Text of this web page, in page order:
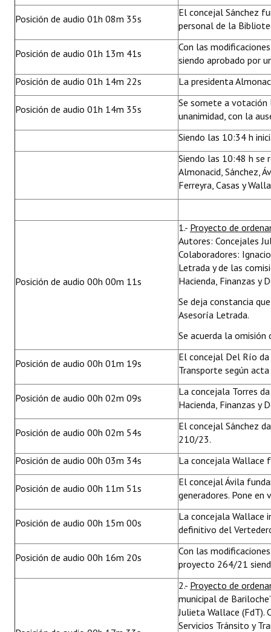
Posición de audio 01h 08m 35s
El concejal Sánchez
personal de la
Posición de audio 01h 13m 41s
Con las
siendo aprobado por
Posición de audio 01h 14m 22s
La presidenta
Posición de audio 01h 14m 35s
Se somete a votación
unanimidad, con la
Siendo las 10:34 h
Siendo las 10:48 h se
Almonacid, Sánchez,
Ferreyra, Casas y
Posición de audio 00h 00m 11s
1.- Proyecto de
Autores: Concejales
Colaboradores:
Letrada y de las
Hacienda, Finanzas y
Se deja constancia
Asesoría Letrada.
Se acuerda la omisión
Posición de audio 00h 01m 19s
El concejal Del Río
Transporte según
Posición de audio 00h 02m 09s
La concejala Torres
Hacienda, Finanzas y
Posición de audio 00h 02m 54s
El concejal Sánchez
210/23.
Posición de audio 00h 03m 34s
La concejala Wallace
Posición de audio 00h 11m 51s
El concejal Ávila
generadores. Pone en
Posición de audio 00h 15m 00s
La concejala Wallace
definitivo del
Posición de audio 00h 16m 20s
Con las
proyecto 264/21
2.- Proyecto de
municipal de
Julieta Wallace (FdT).
Servicios Tránsito y